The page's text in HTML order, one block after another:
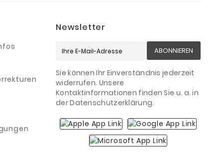
Newsletter
ABONNIEREN
Sie können Ihr Einverständnis jederzeit
widerrufen. Unsere
Kontaktinformationen finden Sie u. a. in
der Datenschutzerklärung.